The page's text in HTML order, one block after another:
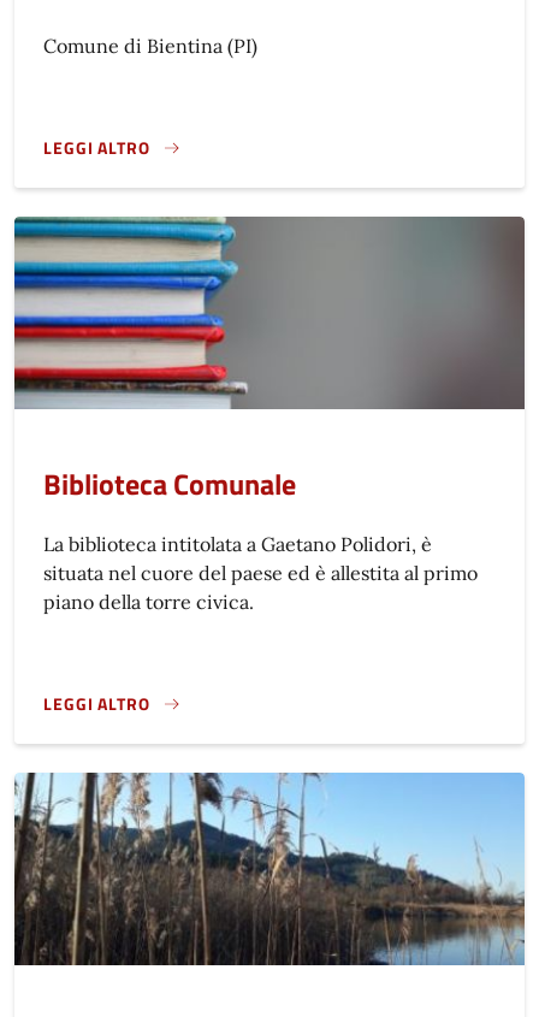
Comune di Bientina (PI)
LEGGI ALTRO
}
Biblioteca Comunale
La biblioteca intitolata a Gaetano Polidori, è
situata nel cuore del paese ed è allestita al primo
piano della torre civica.
LEGGI ALTRO
}